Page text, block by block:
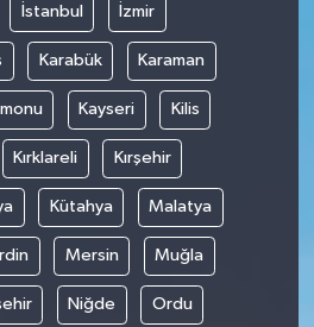
İstanbul İzmir
Karabük Karaman
Kayseri Kilis
Kırklareli Kırşehir
Kütahya Malatya
Mersin Muğla
Niğde Ordu